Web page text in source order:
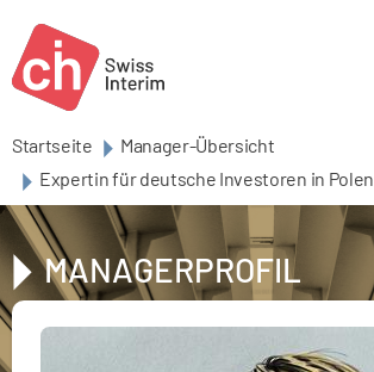
Startseite
Manager-Übersicht
Expertin für deutsche Investoren in Polen
MANAGERPROFIL